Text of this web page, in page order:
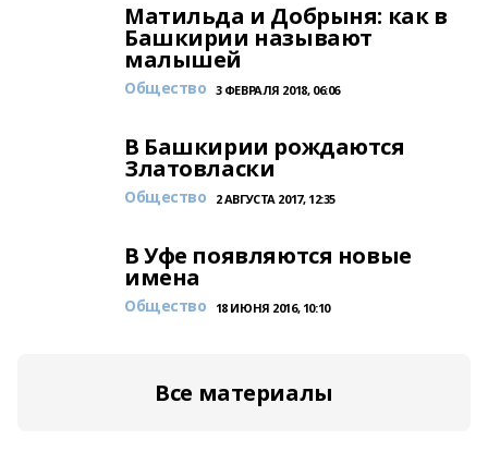
Матильда и Добрыня: как в
Башкирии называют
малышей
Общество 3 ФЕВРАЛЯ 2018, 06:06
В Башкирии рождаются
Златовласки
Общество 2 АВГУСТА 2017, 12:35
В Уфе появляются новые
имена
Общество 18 ИЮНЯ 2016, 10:10
Все материалы